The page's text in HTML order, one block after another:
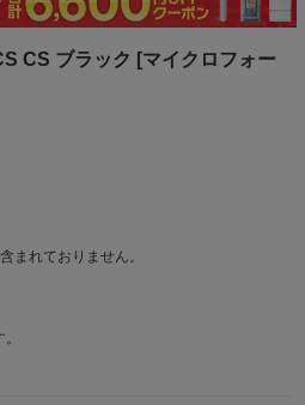
CS ブラック [マイクロフォー
まれておりません。